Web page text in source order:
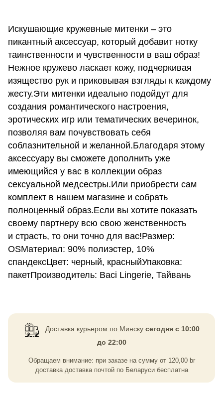
Искушающие кружевные митенки – это
пикантный аксессуар, который добавит нотку
таинственности и чувственности в ваш образ!
Нежное кружево ласкает кожу, подчеркивая
изящество рук и приковывая взгляды к каждому
жесту.Эти митенки идеально подойдут для
создания романтического настроения,
эротических игр или тематических вечеринок,
позволяя вам почувствовать себя
соблазнительной и желанной.Благодаря этому
аксессуару вы сможете дополнить уже
имеющийся у вас в коллекции образ
сексуальной медсестры.Или приобрести сам
комплект в нашем магазине и собрать
полноценный образ.Если вы хотите показать
своему партнеру всю свою женственность
и страсть, то они точно для вас!Размер:
OSМатериал: 90% полиэстер, 10%
спандексЦвет: черный, красныйУпаковка:
пакетПроизводитель: Baci Lingerie, Тайвань
Доставка курьером по Минску сегодня с 10:00
до 22:00
Обращаем внимание: при заказе на сумму от 120,00 br
доставка доставка почтой по Беларуси бесплатна